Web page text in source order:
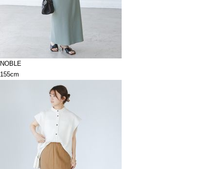
NOBLE
155cm